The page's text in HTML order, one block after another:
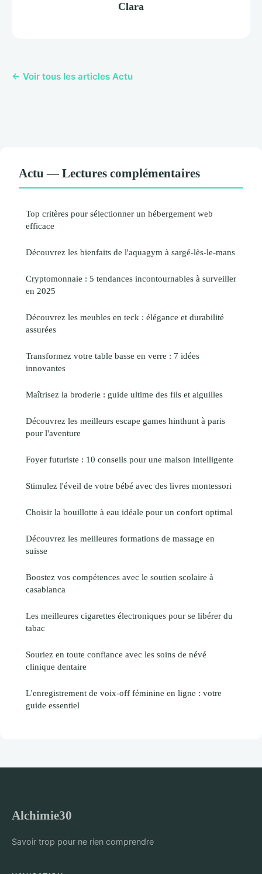
Clara
← Voir tous les articles Actu
Actu — Lectures complémentaires
Top critères pour sélectionner un hébergement web
efficace
Découvrez les bienfaits de l'aquagym à sargé-lès-le-mans
Cryptomonnaie : 5 tendances incontournables à surveiller
en 2025
Découvrez les meubles en teck : élégance et durabilité
assurées
Transformez votre table basse en verre : 7 idées
innovantes
Maîtrisez la broderie : guide ultime des fils et aiguilles
Découvrez les meilleurs escape games hinthunt à paris
pour l'aventure
Foyer futuriste : 10 conseils pour une maison intelligente
Stimulez l'éveil de votre bébé avec des livres montessori
Choisir la bouillotte à eau idéale pour un confort optimal
Découvrez les meilleures formations de massage en
suisse
Boostez vos compétences avec le soutien scolaire à
casablanca
Les meilleures cigarettes électroniques pour se libérer du
tabac
Souriez en toute confiance avec les soins de névé
clinique dentaire
L'enregistrement de voix-off féminine en ligne : votre
guide essentiel
Alchimie30
Savoir trop pour ne rien comprendre